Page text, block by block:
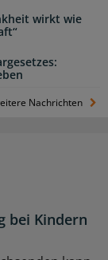
wirkt wie
Nachrichten
bei Kindern